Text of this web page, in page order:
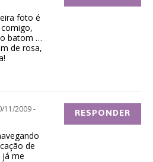
foto é
batom …
de rosa,
11/2009 -
de
já me
RESPONDER